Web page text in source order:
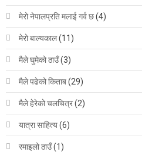
मेरो नेपालप्रति मलाई गर्व छ(4)
मेरो बाल्यकाल(11)
मैले घुमेको ठाउँ(3)
मैले पढेको किताब(29)
मैले हेरेको चलचित्र(2)
यात्रा साहित्य(6)
रमाइलो ठाउँ(1)